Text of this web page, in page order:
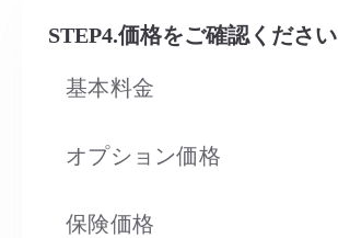
STEP4.価格をご確認ください
基本料金
オプション価格
保険価格